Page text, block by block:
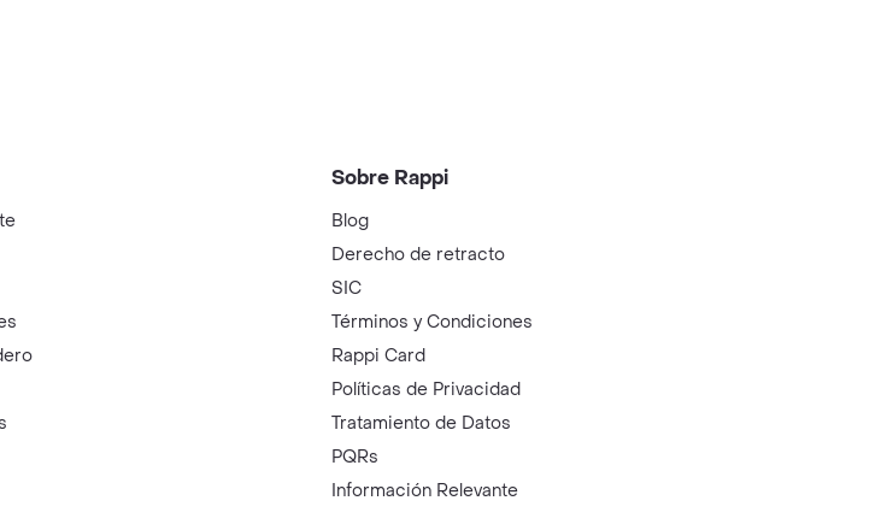
Sobre Rappi
Blog
Derecho de retracto
SIC
Términos y Condiciones
Rappi Card
Políticas de Privacidad
Tratamiento de Datos
PQRs
Información Relevante